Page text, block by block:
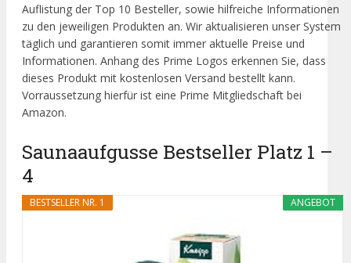
Auflistung der Top 10 Besteller, sowie hilfreiche Informationen
zu den jeweiligen Produkten an. Wir aktualisieren unser System
täglich und garantieren somit immer aktuelle Preise und
Informationen. Anhang des Prime Logos erkennen Sie, dass
dieses Produkt mit kostenlosen Versand bestellt kann.
Vorraussetzung hierfür ist eine Prime Mitgliedschaft bei
Amazon.
Saunaaufgusse Bestseller Platz 1 –
4
ANGEBOT
BESTSELLER NR. 1